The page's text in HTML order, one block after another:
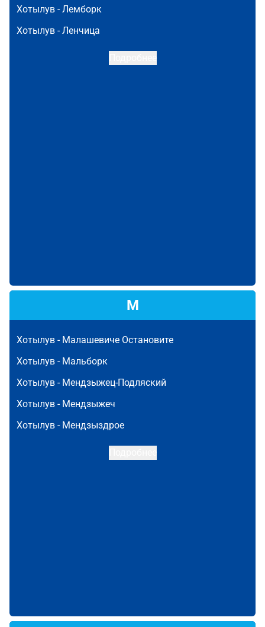
Хотылув -Лемборк
Хотылув -Ленчица
М
Хотылув - Малашевиче Остановите
Хотылув - Мальборк
Хотылув - Мендзыжец-Подляский
Хотылув - Мендзыжеч
Хотылув - Мендзыздрое